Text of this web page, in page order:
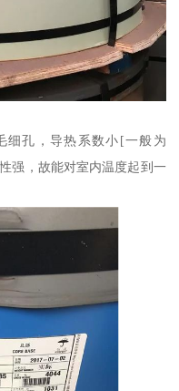
细孔，导热系数小[一般为
强，故能对室内温度起到一